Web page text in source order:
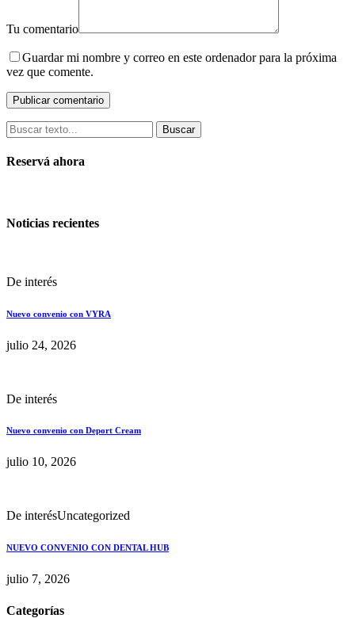
Tu comentario
Guardar mi nombre y correo en este ordenador para la próxima
vez que comente.
Buscar
Reservá ahora
Noticias recientes
De interés
Nuevo convenio con VYRA
julio 24, 2026
De interés
Nuevo convenio con Deport Cream
julio 10, 2026
De interésUncategorized
NUEVO CONVENIO CON DENTAL HUB
julio 7, 2026
Categorías